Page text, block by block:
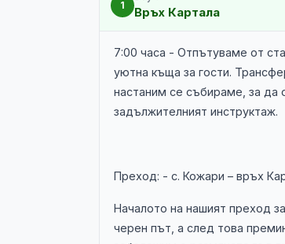
1 Връх Картала
7:00 часа - Отпътуваме от
уютна къща за гости.
настаним се събираме, за да
задължителният инструктаж.
Преход: - с. Кожари – връх
Началото на нашият преход
черен път, а след това